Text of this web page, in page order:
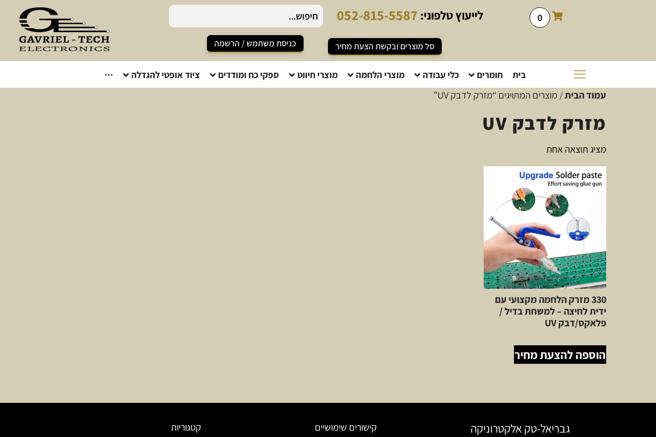
0 לייעוץטלפוני: 052-815-5587
סל מוצרים ובקשת הצעת מחיר כניסת משתמש / הרשמה
בית חומרים כלי עבודה מוצרי הלחמה מוצרי חיווט ספקי כח ומודדים ציוד אופטי להגדלה ···
עמוד הבית/ מוצרים המתויגים “מזרק לדבק UV”
מזרק לדבק UV
מציג תוצאה אחת
330 מזרק הלחמה מקצועי עם
ידית לחיצה – למשחת בדיל /
פלאקס/דבק UV
הוספה להצעת מחיר
גבריאל-טק אלקטרוניקה קישורים שימושיים קטגוריות